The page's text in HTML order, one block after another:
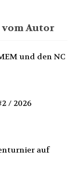
Autor
und den NC
/ 2026
auf